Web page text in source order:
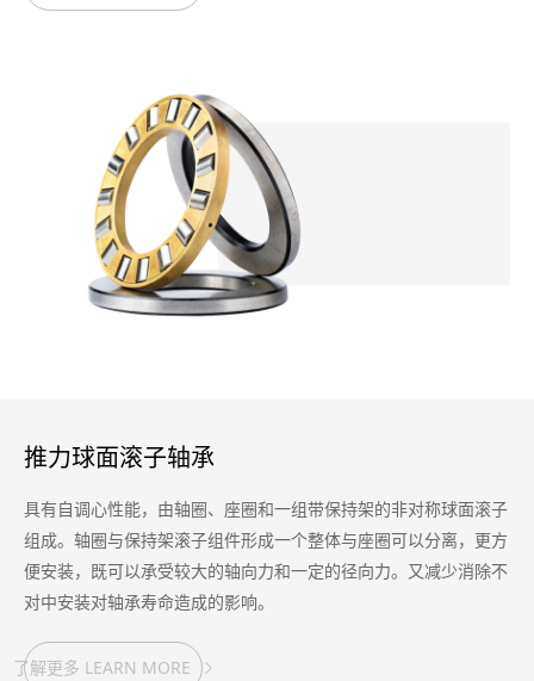
推力球面滚子轴承
具有自调心性能，由轴圈、座圈和一组带保持架的非对称球面滚子
组成。轴圈与保持架滚子组件形成一个整体与座圈可以分离，更方
便安装，既可以承受较大的轴向力和一定的径向力。又减少消除不
对中安装对轴承寿命造成的影响。
了解更多 LEARN MORE